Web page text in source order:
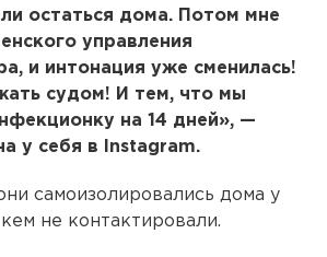
остаться дома. Потом мне
управления
и интонация уже сменилась!
судом! И тем, что мы
на 14 дней», —
у себя в Instagram.
самоизолировались дома у
не контактировали.